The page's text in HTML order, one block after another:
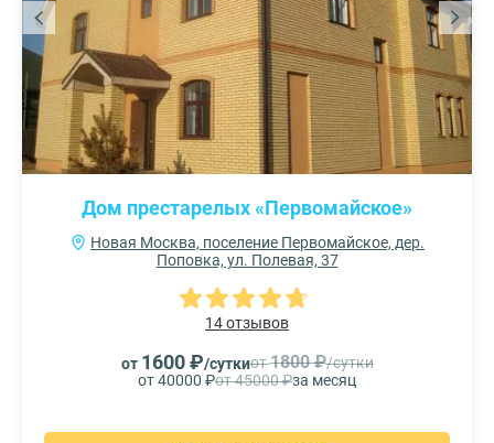
Дом престарелых «Первомайское»
Новая Москва, поселение Первомайское, дер.
Поповка, ул. Полевая, 37
14 отзывов
от 1600 ₽/суткиот1800 ₽/сутки
от 40000 ₽от 45000 ₽за месяц